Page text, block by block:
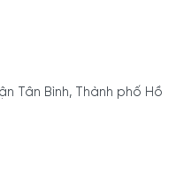
Tân Bình, Thành phố Hồ